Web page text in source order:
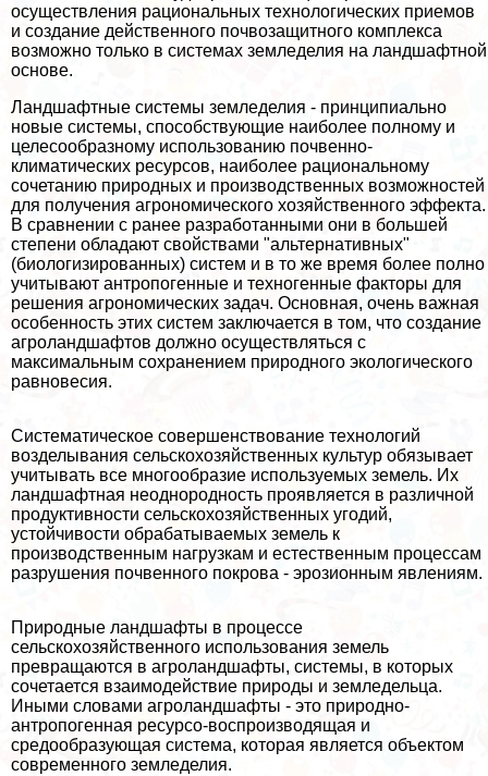
осуществления рациональных технологических приемов
и создание действенного почвозащитного комплекса
возможно только в системах земледелия на ландшафтной
основе.
Ландшафтные системы земледелия - принципиально
новые системы, способствующие наиболее полному и
целесообразному использованию почвенно-
климатических ресурсов, наиболее рациональному
сочетанию природных и производственных возможностей
для получения агрономического хозяйственного эффекта.
В сравнении с ранее разработанными они в большей
степени обладают свойствами "альтернативных"
(биологизированных) систем и в то же время более полно
учитывают антропогенные и техногенные факторы для
решения агрономических задач. Основная, очень важная
особенность этих систем заключается в том, что создание
агроландшафтов должно осуществляться с
максимальным сохранением природного экологического
равновесия.
Систематическое совершенствование технологий
возделывания сельскохозяйственных культур обязывает
учитывать все многообразие используемых земель. Их
ландшафтная неоднородность проявляется в различной
продуктивности сельскохозяйственных угодий,
устойчивости обpaбатываемых земель к
производственным нагрузкам и естественным процессам
разрушения почвенного покрова - эрозионным явлениям.
Природные ландшафты в процессе
сельскохозяйственного использования земель
превращаются в агроландшафты, системы, в которых
сочетается взаимодействие природы и земледельца.
Иными словами агроландшафты - это природно-
антропогенная ресурсо-воспроизводящая и
средообразующая система, которая является объектом
современного земледелия.